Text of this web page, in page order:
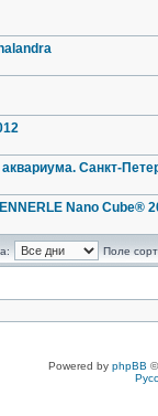
Санкт-
Nano Cube®
Поле
Powered by phpBB